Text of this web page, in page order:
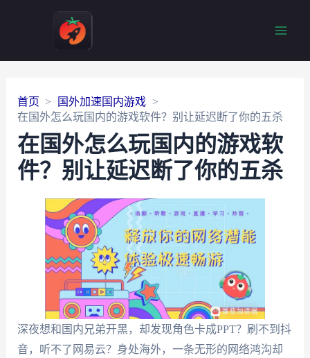
首页
国外加速国内游戏
在国外怎么玩国内的游戏软件？别让延迟断了你的五杀
在国外怎么玩国内的游戏软
件？别让延迟断了你的五杀
深夜想和国内兄弟开黑，却发现角色卡成PPT？刷不到抖
音，听不了网易云？身处海外，一条无形的网络鸿沟却